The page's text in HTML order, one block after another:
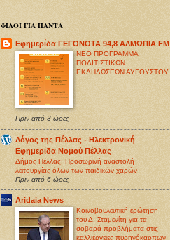
ΦΙΛΟΙ ΓΙΑ ΠΑΝΤΑ
Εφημερίδα ΓΕΓΟΝΟΤΑ 94,8 ΑΛΜΩΠΙΑ FM
ΝΕΟ ΠΡΟΓΡΑΜΜΑ
ΠΟΛΙΤΙΣΤΙΚΩΝ
ΕΚΔΗΛΩΣΕΩΝ ΑΥΓΟΥΣΤΟΥ
Πριν από 3 ώρες
Λόγος της Πέλλας - Ηλεκτρονική
Εφημερίδα Νομού Πέλλας
Δήμος Πέλλας: Προσωρινή αναστολή
λειτουργίας όλων των παιδικών χαρών
Πριν από 6 ώρες
Aridaia News
Κοινοβουλευτική ερώτηση
του Δ. Σταμενίτη για τα
σοβαρά προβλήματα στις
καλλιέργειες πυρηνόκαρπων